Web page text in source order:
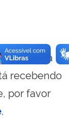
essa
recebendo
por favor
.